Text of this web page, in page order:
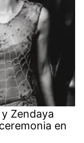
Zendaya
en